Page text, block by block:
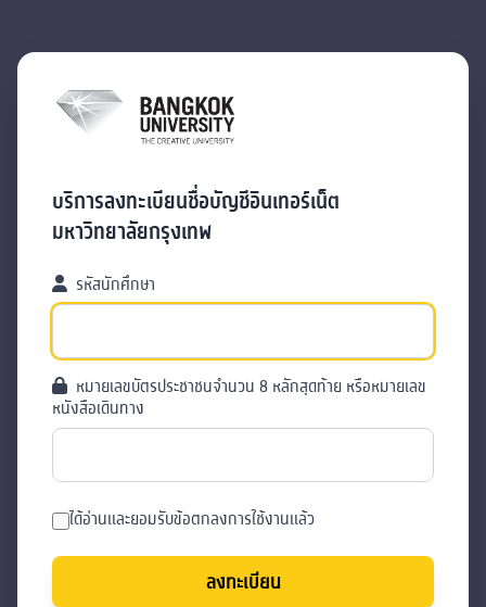
บริการลงทะเบียนชื่อบัญชีอินเทอร์เน็ต
มหาวิทยาลัยกรุงเทพ
รหัสนักศึกษา
หมายเลขบัตรประชาชนจำนวน 8 หลักสุดท้าย หรือหมายเลข
หนังสือเดินทาง
ได้อ่านเเละยอมรับข้อตกลงการใช้งานเเล้ว
ลงทะเบียน